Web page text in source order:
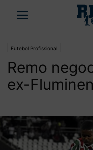
Futebol Profissional
Remo
ex-